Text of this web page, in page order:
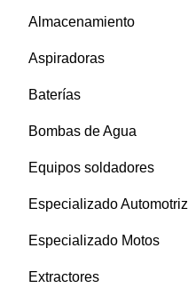
Almacenamiento
Aspiradoras
Baterías
Bombas de Agua
Equipos soldadores
Especializado Automotriz
Especializado Motos
Extractores